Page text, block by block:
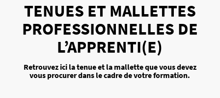
TENUES ET MALLETTES
PROFESSIONNELLES DE
L’APPRENTI(E)
Retrouvez ici la tenue et la mallette que vous devez
vous procurer dans le cadre de votre formation.